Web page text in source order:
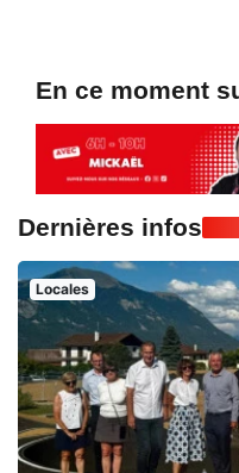
En ce moment
Dernières infos
Locales